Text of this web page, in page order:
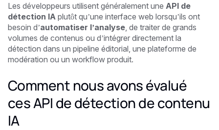
Les développeurs utilisent généralement une API de
détection IA plutôt qu’une interface web lorsqu’ils ont
besoin d’automatiser l’analyse , de traiter de grands
volumes de contenus ou d’intégrer directement la
détection dans un pipeline éditorial, une plateforme de
modération ou un workflow produit.
Comment nous avons évalué
ces API de détection de contenu
IA